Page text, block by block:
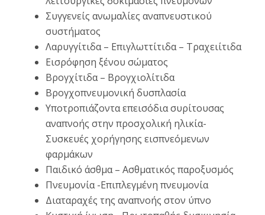
Συγγενείς ανωμαλίες αναπνευστικού
συστήματος
Λαρυγγίτιδα – Επιγλωττίτιδα – Τραχειίτιδα
Εισρόφηση ξένου σώματος
Βρογχίτιδα – Βρογχιολίτιδα
Βρογχοπνευμονική δυσπλασία
Υποτροπιάζοντα επεισόδια συρίτουσας
αναπνοής στην προσχολική ηλικία-
Συσκευές χορήγησης εισπνεόμενων
φαρμάκων
Παιδικό άσθμα – Ασθματικός παροξυσμός
Πνευμονία -Επιπλεγμένη πνευμονία
Διαταραχές της αναπνοής στον ύπνο